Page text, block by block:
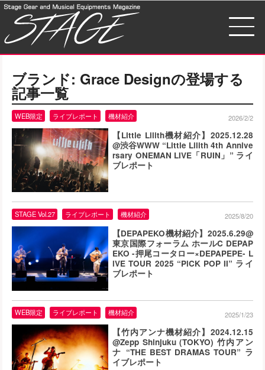
ブランド: Grace Designの登場する
記事一覧
【Little Lilith機材紹介】2025.12.28
@渋谷WWW “Little Lilith 4th Annive
rsary ONEMAN LIVE「RUIN」” ライ
ブレポート
WEB限定 ライブレポート 機材紹介 2026/2/2
【DEPAPEKO機材紹介】2025.6.29@
東京国際フォーラム ホールC DEPAP
EKO -押尾コータロー×DEPAPEPE- L
lVE TOUR 2025 “PlCK POP II” ライ
ブレポート
STAGE Vol.27 ライブレポート 機材紹介 2025/8/20
【竹内アンナ機材紹介】2024.12.15
@Zepp Shinjuku (TOKYO) 竹内アン
ナ “THE BEST DRAMAS TOUR” ラ
イブレポート
WEB限定 ライブレポート 機材紹介 2025/1/23